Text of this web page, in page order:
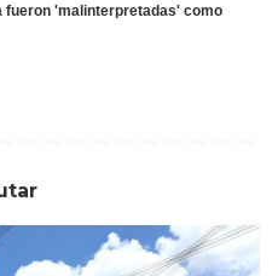
fueron 'malinterpretadas' como